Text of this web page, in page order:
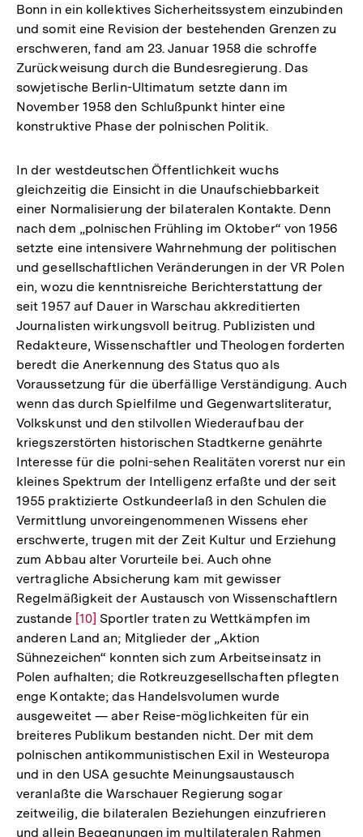
Auflösung
der
Fußnote
Bonn in ein kollektives Sicherheitssystem einzubinden
und somit eine Revision der bestehenden Grenzen zu
erschweren, fand am 23. Januar 1958 die schroffe
Zurückweisung durch die Bundesregierung. Das
sowjetische Berlin-Ultimatum setzte dann im
November 1958 den Schlußpunkt hinter eine
konstruktive Phase der polnischen Politik.
In der westdeutschen Öffentlichkeit wuchs
gleichzeitig die Einsicht in die Unaufschiebbarkeit
einer Normalisierung der bilateralen Kontakte. Denn
nach dem „polnischen Frühling im Oktober“ von 1956
setzte eine intensivere Wahrnehmung der politischen
und gesellschaftlichen Veränderungen in der VR Polen
ein, wozu die kenntnisreiche Berichterstattung der
seit 1957 auf Dauer in Warschau akkreditierten
Journalisten wirkungsvoll beitrug. Publizisten und
Redakteure, Wissenschaftler und Theologen forderten
beredt die Anerkennung des Status quo als
Voraussetzung für die überfällige Verständigung. Auch
wenn das durch Spielfilme und Gegenwartsliteratur,
Volkskunst und den stilvollen Wiederaufbau der
kriegszerstörten historischen Stadtkerne genährte
Interesse für die polni-sehen Realitäten vorerst nur ein
kleines Spektrum der Intelligenz erfaßte und der seit
1955 praktizierte Ostkundeerlaß in den Schulen die
Vermittlung unvoreingenommenen Wissens eher
erschwerte, trugen mit der Zeit Kultur und Erziehung
zum Abbau alter Vorurteile bei. Auch ohne
vertragliche Absicherung kam mit gewisser
Regelmäßigkeit der Austausch von Wissenschaftlern
zustande Zur
Auflösung
der
Fußnote
[10] Sportler traten zu Wettkämpfen im
anderen Land an; Mitglieder der „Aktion
Sühnezeichen“ konnten sich zum Arbeitseinsatz in
Polen aufhalten; die Rotkreuzgesellschaften pflegten
enge Kontakte; das Handelsvolumen wurde
ausgeweitet — aber Reise-möglichkeiten für ein
breiteres Publikum bestanden nicht. Der mit dem
polnischen antikommunistischen Exil in Westeuropa
und in den USA gesuchte Meinungsaustausch
veranlaßte die Warschauer Regierung sogar
zeitweilig, die bilateralen Beziehungen einzufrieren
und allein Begegnungen im multilateralen Rahmen